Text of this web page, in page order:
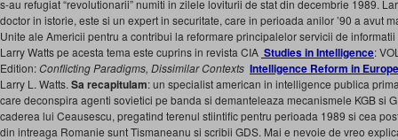
s-au refugiat “revolutionarii” numiti in zilele loviturii de stat din decembrie 1989.
doctor in istorie, este si un expert in securitate, care in perioada anilor ’90 a avut
Unite ale Americii pentru a contribui la reformare principalelor servicii de
Larry Watts pe acesta tema este cuprins in revista CIA Studies in Intelligence:
Edition:Conflicting Paradigms, Dissimilar Contexts Intelligence Reform in
Larry L. Watts. Sa recapitulam: un specialist american in intelligence publica
care deconspira agenti sovietici pe banda si demanteleaza mecanismele KGB si
caderea lui Ceausescu, pregatind terenul stiintific pentru perioada 1989 si cea
din intreaga Romanie sunt Tismaneanu si scribii GDS. Mai e nevoie de vreo